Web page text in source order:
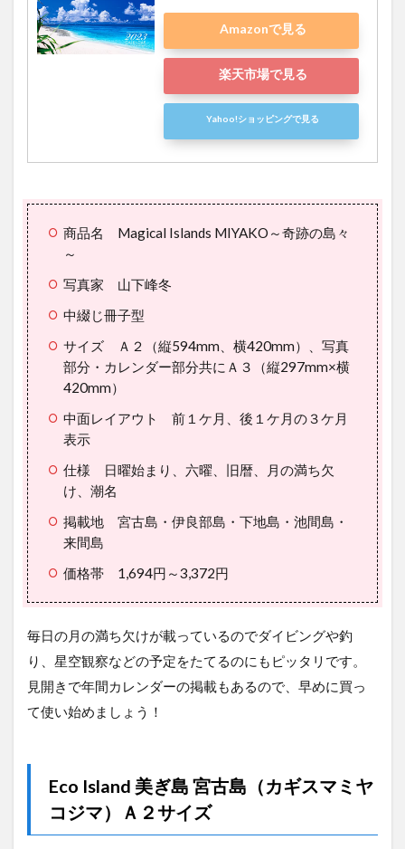
Amazonで見る
楽天市場で見る
Yahoo!ショッピングで見る
商品名 Magical Islands MIYAKO～奇跡の島々
～
写真家 山下峰冬
中綴じ冊子型
サイズ Ａ２（縦594mm、横420mm）、写真
部分・カレンダー部分共にＡ３（縦297mm×横
420mm）
中面レイアウト 前１ケ月、後１ケ月の３ケ月
表示
仕様 日曜始まり、六曜、旧暦、月の満ち欠
け、潮名
掲載地 宮古島・伊良部島・下地島・池間島・
来間島
価格帯 1,694円～3,372円
毎日の月の満ち欠けが載っているのでダイビングや釣
り、星空観察などの予定をたてるのにもピッタリです。
見開きで年間カレンダーの掲載もあるので、早めに買っ
て使い始めましょう！
Eco Island 美ぎ島 宮古島（カギスマミヤ
コジマ）Ａ２サイズ